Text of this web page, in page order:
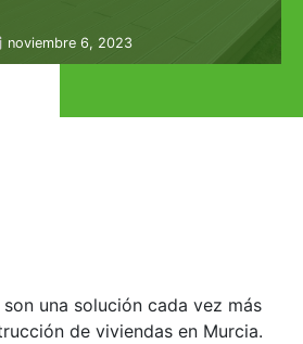
noviembre 6, 2023
una solución cada vez más
de viviendas en Murcia.